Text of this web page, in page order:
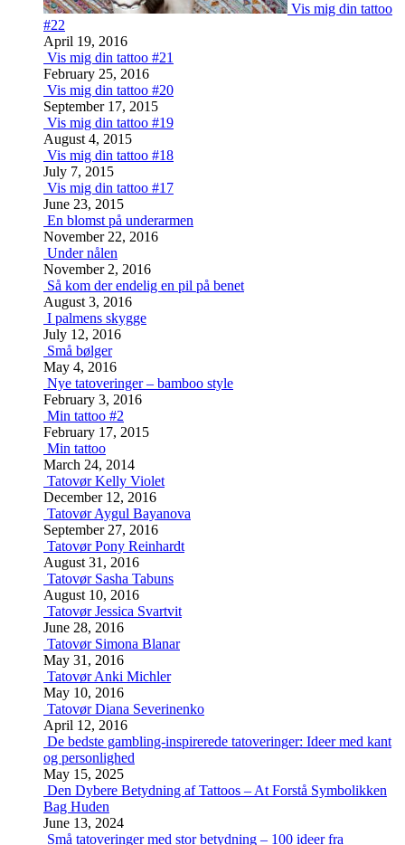
Vis mig din tattoo
#22
April 19, 2016
Vis mig din tattoo #21
February 25, 2016
Vis mig din tattoo #20
September 17, 2015
Vis mig din tattoo #19
August 4, 2015
Vis mig din tattoo #18
July 7, 2015
Vis mig din tattoo #17
June 23, 2015
En blomst på underarmen
November 22, 2016
Under nålen
November 2, 2016
Så kom der endelig en pil på benet
August 3, 2016
I palmens skygge
July 12, 2016
Små bølger
May 4, 2016
Nye tatoveringer – bamboo style
February 3, 2016
Min tattoo #2
February 17, 2015
Min tattoo
March 24, 2014
Tatovør Kelly Violet
December 12, 2016
Tatovør Aygul Bayanova
September 27, 2016
Tatovør Pony Reinhardt
August 31, 2016
Tatovør Sasha Tabuns
August 10, 2016
Tatovør Jessica Svartvit
June 28, 2016
Tatovør Simona Blanar
May 31, 2016
Tatovør Anki Michler
May 10, 2016
Tatovør Diana Severinenko
April 12, 2016
De bedste gambling-inspirerede tatoveringer: Ideer med kant
og personlighed
May 15, 2025
Den Dybere Betydning af Tattoos – At Forstå Symbolikken
Bag Huden
June 13, 2024
Små tatoveringer med stor betydning – 100 ideer fra